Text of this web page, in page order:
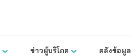
ข่าวผู้บริโภค คลังข้อมูล